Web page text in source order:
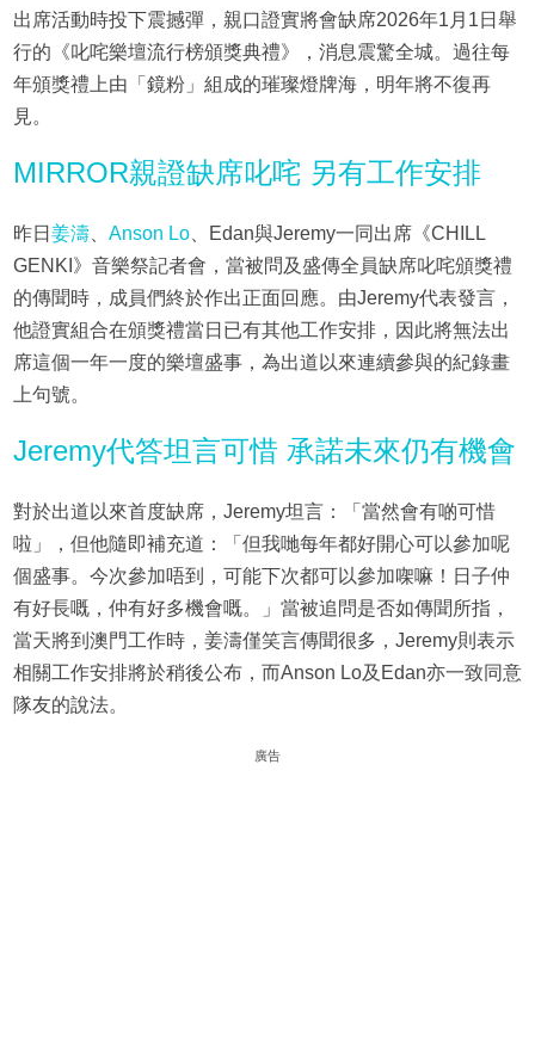
出席活動時投下震撼彈，親口證實將會缺席2026年1月1日舉
行的《叱咤樂壇流行榜頒獎典禮》，消息震驚全城。過往每
年頒獎禮上由「鏡粉」組成的璀璨燈牌海，明年將不復再
見。
MIRROR親證缺席叱咤 另有工作安排
昨日 姜濤、 Anson Lo、Edan與Jeremy一同出席《CHILL
GENKI》音樂祭記者會，當被問及盛傳全員缺席叱咤頒獎禮
的傳聞時，成員們終於作出正面回應。由Jeremy代表發言，
他證實組合在頒獎禮當日已有其他工作安排，因此將無法出
席這個一年一度的樂壇盛事，為出道以來連續參與的紀錄畫
上句號。
Jeremy代答坦言可惜 承諾未來仍有機會
對於出道以來首度缺席，Jeremy坦言：「當然會有啲可惜
啦」，但他隨即補充道：「但我哋每年都好開心可以參加呢
個盛事。今次參加唔到，可能下次都可以參加㗎嘛！日子仲
有好長嘅，仲有好多機會嘅。」當被追問是否如傳聞所指，
當天將到澳門工作時，姜濤僅笑言傳聞很多，Jeremy則表示
相關工作安排將於稍後公布，而Anson Lo及Edan亦一致同意
隊友的說法。
廣告